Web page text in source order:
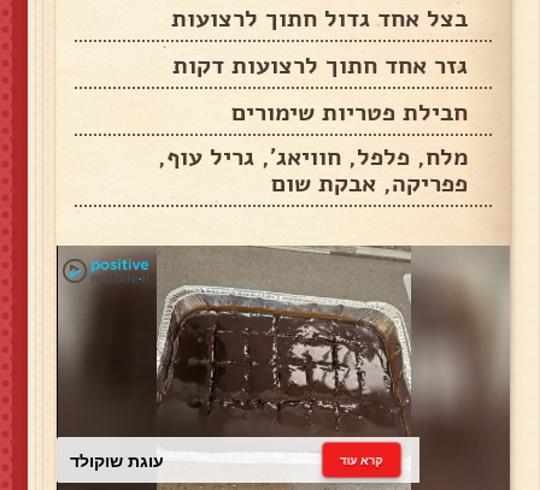
בצל אחד גדול חתוך לרצועות
גזר אחד חתוך לרצועות דקות
חבילת פטריות שימורים
מלח, פלפל, חוויאג', גריל עוף,
פפריקה, אבקת שום
עוגת שוקולד קרא עוד